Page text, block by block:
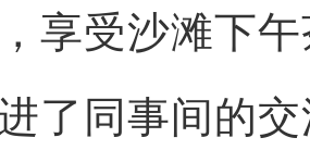
享受沙滩下
了同事间的